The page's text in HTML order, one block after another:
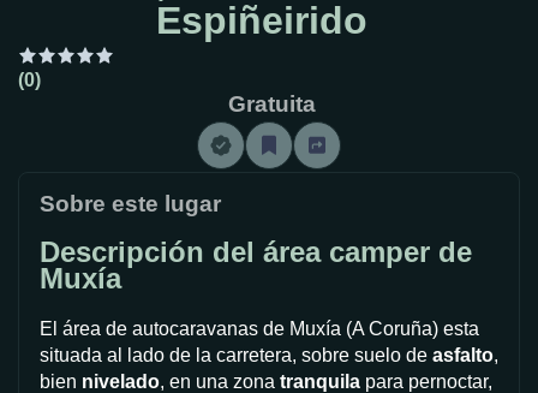
Espiñeirido
(0)
Gratuita
Sobre este lugar
Descripción del área camper de
Muxía
El área de autocaravanas de Muxía (A Coruña) esta
situada al lado de la carretera, sobre suelo de asfalto,
bien nivelado, en una zona tranquila para pernoctar,